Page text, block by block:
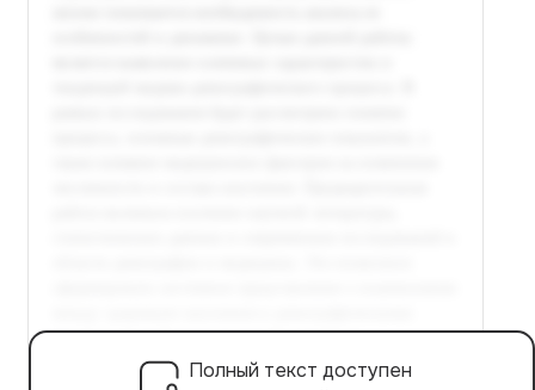
Полный текст доступен